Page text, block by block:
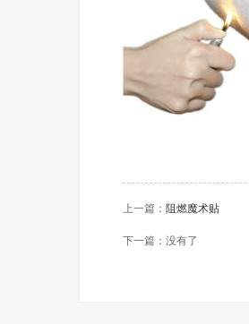
上一篇： 阻燃魔术贴
下一篇：没有了